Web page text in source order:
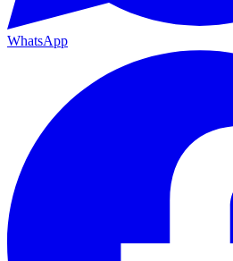
WhatsApp